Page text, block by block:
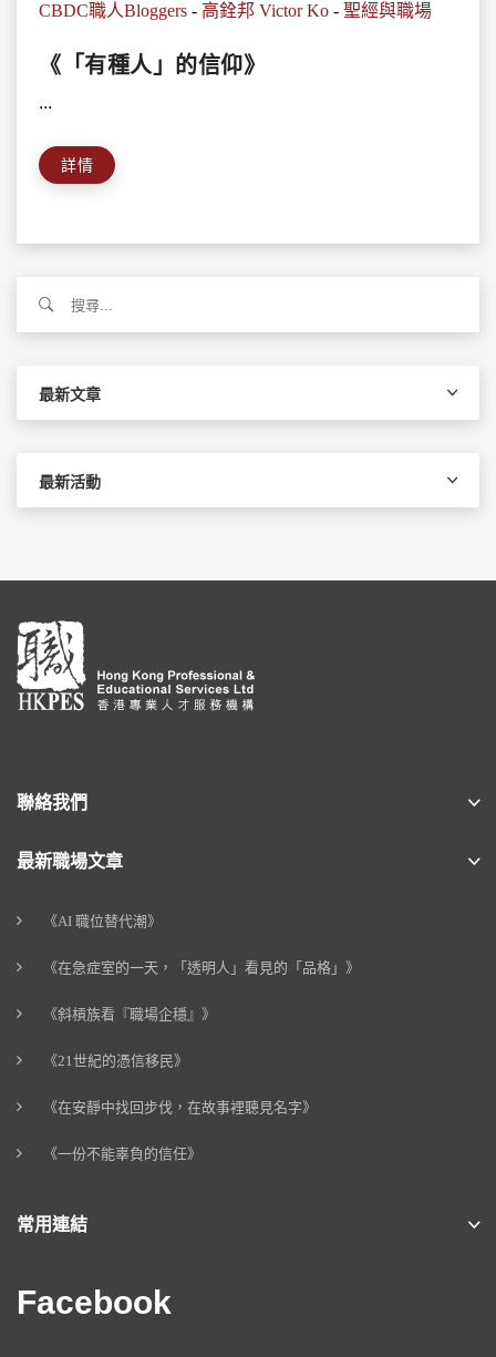
CBDC職人Bloggers - 高銓邦 Victor Ko - 聖經與職場
《「有種人」的信仰》
...
詳情
關
最新文章
最新活動
聯絡我們
最新職場文章
《AI 職位替代潮》
《在急症室的一天，「透明人」看見的「品格」》
《斜槓族看『職場企穩』》
《21世紀的憑信移民》
《在安靜中找回步伐，在故事裡聽見名字》
《一份不能辜負的信任》
常用連結
Facebook